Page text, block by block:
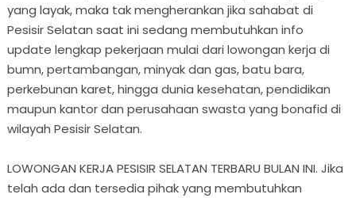
yang layak, maka tak mengherankan jika sahabat di
Pesisir Selatan saat ini sedang membutuhkan info
update lengkap pekerjaan mulai dari lowongan kerja di
bumn, pertambangan, minyak dan gas, batu bara,
perkebunan karet, hingga dunia kesehatan, pendidikan
maupun kantor dan perusahaan swasta yang bonafid di
wilayah Pesisir Selatan.
LOWONGAN KERJA PESISIR SELATAN TERBARU BULAN INI. Jika
telah ada dan tersedia pihak yang membutuhkan